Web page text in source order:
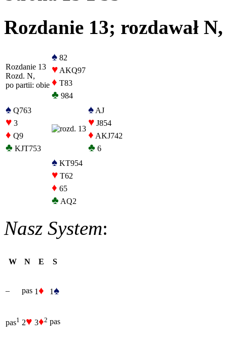
Rozdanie 13; rozdawał
Rozdanie 13
Rozd. N,
po partii: obie
♠ 82
♥AKQ97
♦ T83
♣ 984
♠ Q763
♥ 3
♦ Q9
♣ KJT753
♠AJ
♥ J854
♦ AKJ742
♣ 6
♠ KT954
♥ T62
♦ 65
♣AQ2
Nasz System:
W N E S
– pas 1♦ 1♠
pas1 2♥ 3♦2 pas